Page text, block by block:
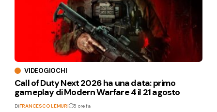
VIDEOGIOCHI
Call of Duty Next 2026 ha una data: primo
gameplay di Modern Warfare 4 il 21 agosto
DiFRANCESCO LEMURI 5 ore fa